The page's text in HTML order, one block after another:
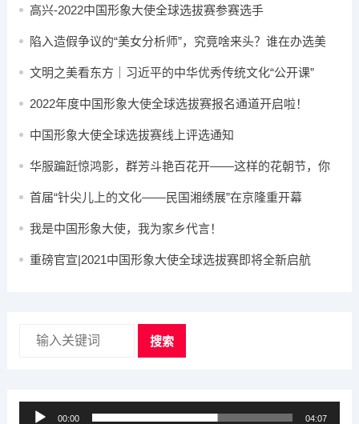
高兴-2022中国形象大使全球选拔赛参赛选手
陷入造假争议的“美女分析师”，究竟啥来头？谁在办选美
赛？
文明之美看东方｜习近平的中华优秀传统文化“公开课”
2022年度中国形象大使全球选拔赛报名通道开启啦！
中国形象大使全球选拔赛线上评选通知
华服蹁跹惊鸿影，群芳斗艳百花开——这样的花朝节，你
心动了吗？
首届“针尖儿上的文化——民国湘绣展”在京隆重开幕
我是中国形象大使，我为家乡代言！
重磅官宣|2021中国形象大使全球选拔赛即将全新启航
搜索
00:00 04:07